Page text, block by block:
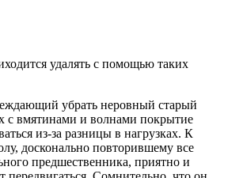
удалять с помощью таких
убрать неровный старый
с вмятинами и волнами покрытие
из-за разницы в нагрузках. К
досконально повторившему все
предшественника, приятно и